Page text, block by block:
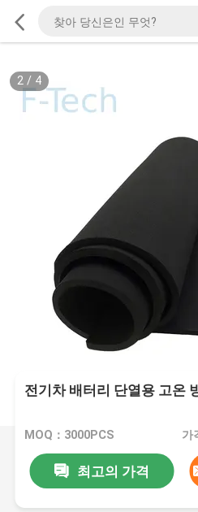
2/ 4
전기차 배터리 단열용 고온
MOQ：3000PCS 가
최고의 가격